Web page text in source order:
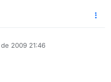
2009 21:46